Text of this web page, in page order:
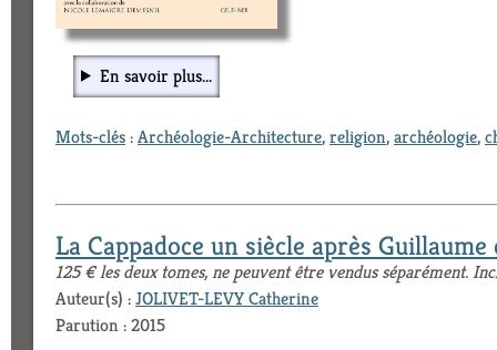
En savoir plus...
Mots-clés:Archéologie-Architecture,religion,archéologie,
La Cappadoce un siècle après
125 € les deux tomes, ne peuvent être vendus séparément.
Auteur(s) :JOLIVET-LEVY Catherine
Parution : 2015